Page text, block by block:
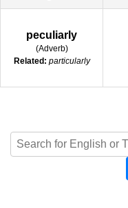
peculiarly
(Adverb)
Related: particularly